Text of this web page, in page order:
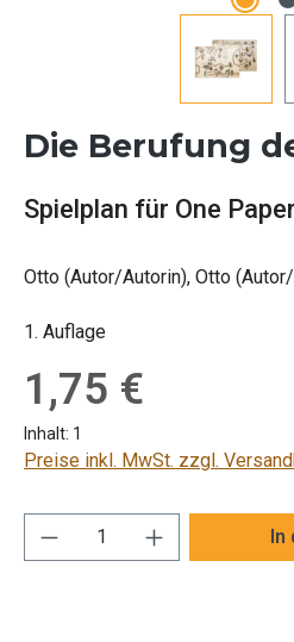
Die Berufung
Spielplan für One
Otto (Autor/Autorin), Otto
1. Auflage
Regulärer Preis:
1,75 €
Inhalt: 1
Preise inkl. MwSt. zzgl.
Produkt Anzahl: Gib In